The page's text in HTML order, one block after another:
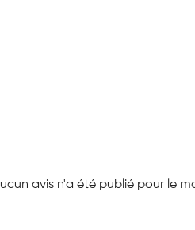
avis n'a été publié pour le